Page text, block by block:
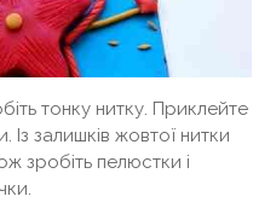
тонку нитку. Приклейте
залишків жовтої нитки
зробіть пелюстки і